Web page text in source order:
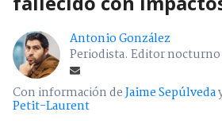
Antonio González
Periodista. Editor
Con información deJaime Sepúlveda
Petit-Laurent